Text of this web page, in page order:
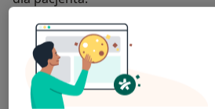
Precyzyjne obrazowanie 3D
Zaawansowana technologia
dokładne odwzorowanie
otrzymuje pełniejszy obraz, co